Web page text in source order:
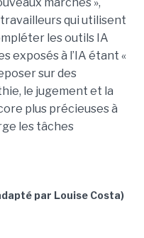
qui utilisent
les outils IA
exposés à l’IA étant «
sur des
le jugement et la
plus précieuses à
les tâches
par Louise Costa)